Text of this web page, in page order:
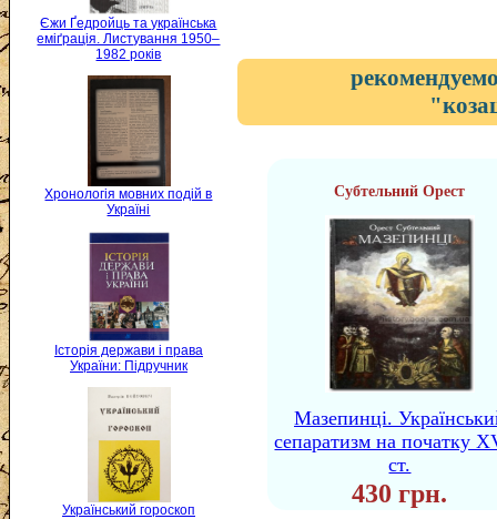
Єжи Ґедройць та українська
еміґрація. Листування 1950–
1982 років
Хронологія мовних подій в
Україні
Історія держави і права
України: Підручник
Український гороскоп
Субтельний Орест
Мазепинці.
сепаратизм на початку
ст.
430 грн.